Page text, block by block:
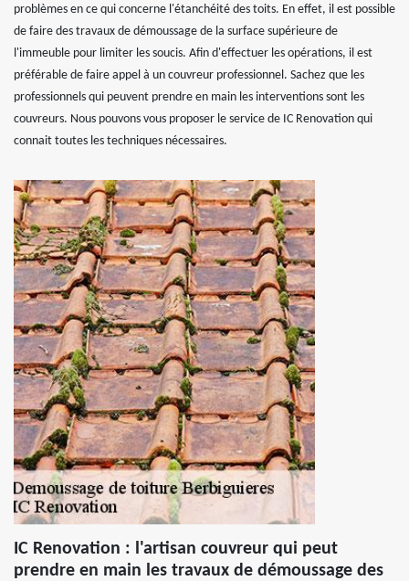
problèmes en ce qui concerne l'étanchéité des toits. En effet, il est possible
de faire des travaux de démoussage de la surface supérieure de
l'immeuble pour limiter les soucis. Afin d'effectuer les opérations, il est
préférable de faire appel à un couvreur professionnel. Sachez que les
professionnels qui peuvent prendre en main les interventions sont les
couvreurs. Nous pouvons vous proposer le service de IC Renovation qui
connait toutes les techniques nécessaires.
IC Renovation : l'artisan couvreur qui peut
prendre en main les travaux de démoussage des